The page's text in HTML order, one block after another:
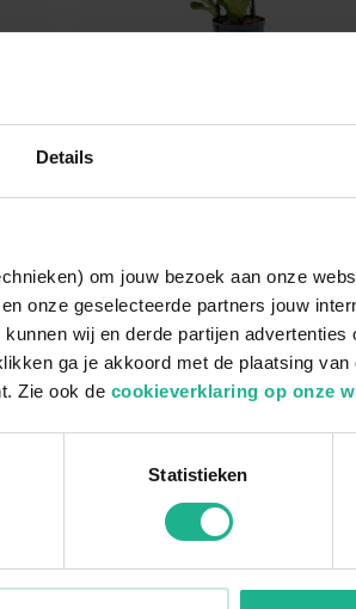
Details
om jouw bezoek aan onze
onze geselecteerde partners jouw
wij en derde partijen advertenties
ga je akkoord met de plaatsing
Zie ook de cookieverklaring op onze
Statistieken
Ficus Bambino
Vioolbladplant / Tabaksplant